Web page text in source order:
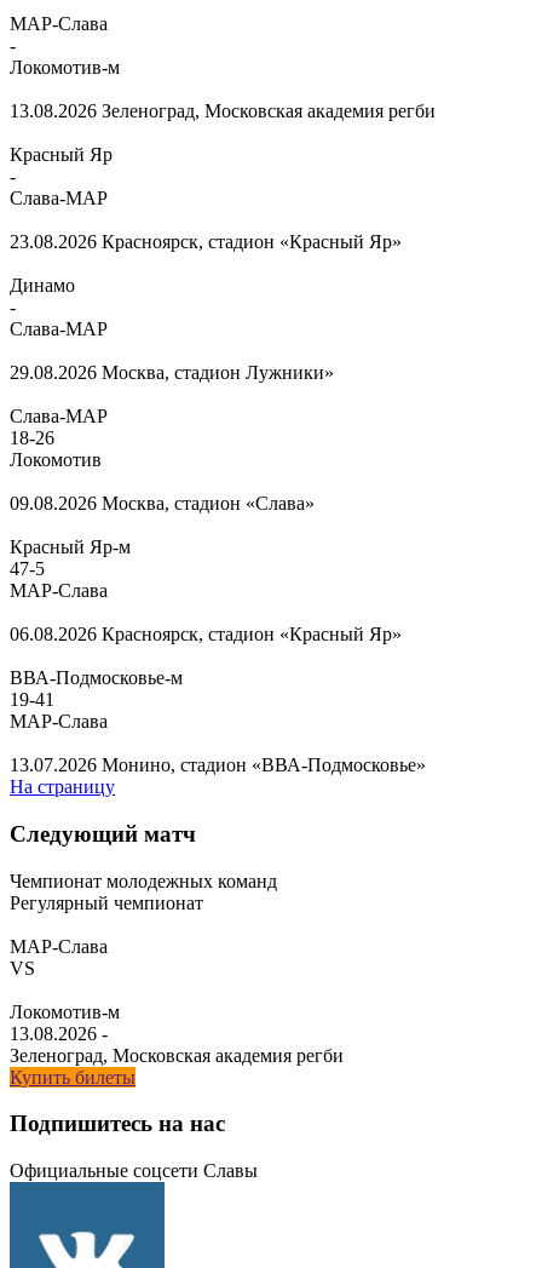
МАР-Слава
-
Локомотив-м
13.08.2026 Зеленоград, Московская академия регби
Красный Яр
-
Слава-МАР
23.08.2026 Красноярск, стадион «Красный Яр»
Динамо
-
Слава-МАР
29.08.2026 Москва, стадион Лужники»
Слава-МАР
18-26
Локомотив
09.08.2026 Москва, стадион «Слава»
Красный Яр-м
47-5
МАР-Слава
06.08.2026 Красноярск, стадион «Красный Яр»
ВВА-Подмосковье-м
19-41
МАР-Слава
13.07.2026 Монино, стадион «ВВА-Подмосковье»
На страницу
Следующий матч
Чемпионат молодежных команд
Регулярный чемпионат
МАР-Слава
VS
Локомотив-м
13.08.2026 -
Зеленоград, Московская академия регби
Купить билеты
Подпишитесь на нас
Официальные соцсети Славы